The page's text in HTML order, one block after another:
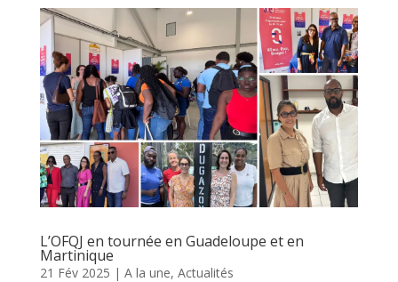
L’OFQJ en tournée en Guadeloupe et en
Martinique
21 Fév 2025 | A la une, Actualités